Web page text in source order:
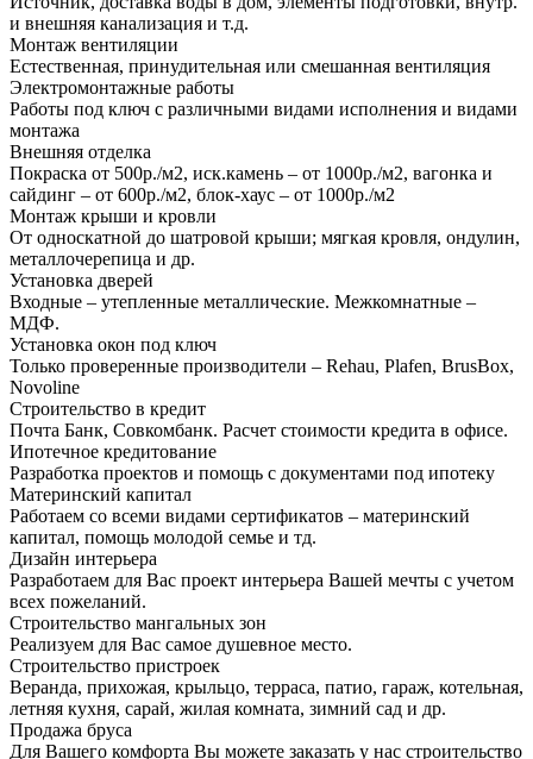
и внешняя канализация и т.д.
Монтаж вентиляции
Естественная, принудительная или смешанная вентиляция
Электромонтажные работы
Работы под ключ с различными видами исполнения и видами
монтажа
Внешняя отделка
Покраска от 500р./м2, иск.камень – от 1000р./м2, вагонка и
сайдинг – от 600р./м2, блок-хаус – от 1000р./м2
Монтаж крыши и кровли
От односкатной до шатровой крыши; мягкая кровля, ондулин,
металлочерепица и др.
Установка дверей
Входные – утепленные металлические. Межкомнатные –
МДФ.
Установка окон под ключ
Только проверенные производители – Rehau, Plafen, BrusBox,
Novoline
Строительство в кредит
Почта Банк, Совкомбанк. Расчет стоимости кредита в офисе.
Ипотечное кредитование
Разработка проектов и помощь с документами под ипотеку
Материнский капитал
Работаем со всеми видами сертификатов – материнский
капитал, помощь молодой семье и тд.
Дизайн интерьера
Разработаем для Вас проект интерьера Вашей мечты с учетом
всех пожеланий.
Строительство мангальных зон
Реализуем для Вас самое душевное место.
Строительство пристроек
Веранда, прихожая, крыльцо, терраса, патио, гараж, котельная,
летняя кухня, сарай, жилая комната, зимний сад и др.
Продажа бруса
Для Вашего комфорта Вы можете заказать у нас строительство